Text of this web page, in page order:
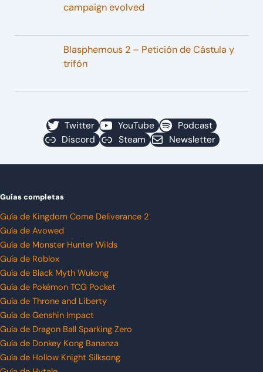
campaign evolved
Blasphemous 2 – Petición de Cástula y
trifón
Twitter YouTube
Podcast
Discord
Steam Newsletter
Guías completas
Guía de Kingdom Come Deliverance 2
Guía de Avowed
Guía de Monster Hunter Wilds
Guía de Roblox
Guía de Black Myth Wukong
Guía de Pokémon TCG Pocket
Guía de Throne and Liberty
Guía de Genshin Impact
Guía de Dragon Ball Sparking Zero
Guía de Donkey Kong Bananza
Guía de Hollow Knight Silksong